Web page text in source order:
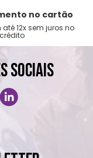
no cartão
até 12x sem juros no
SOCIAIS